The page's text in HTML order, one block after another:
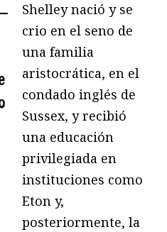
Shelley nació y se
crio en el seno de
una familia
aristocrática, en el
condado inglés de
Sussex, y recibió
una educación
privilegiada en
instituciones como
Eton y,
posteriormente, la